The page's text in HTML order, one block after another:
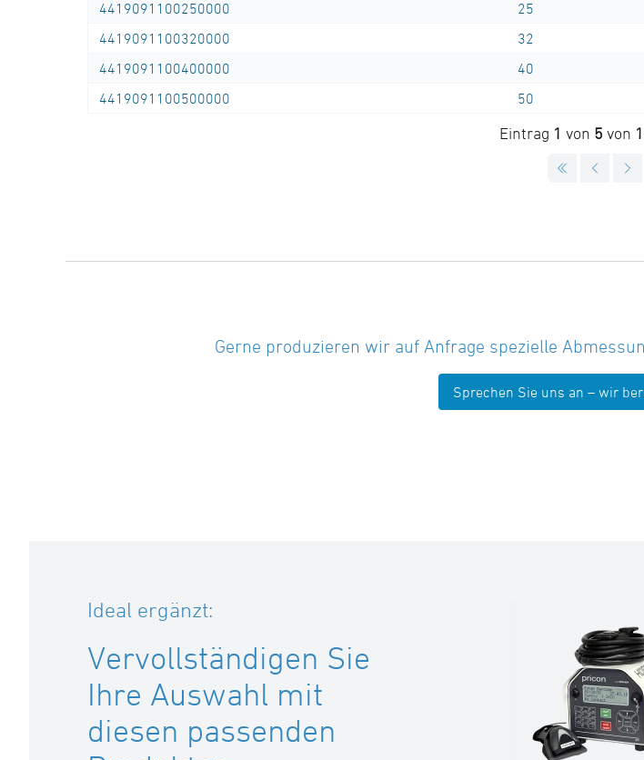
4419091100250000 25
4419091100320000
32
4419091100400000
40
4419091100500000
50
Eintrag 1 von 5 von
Gerne produzieren wir auf Anfrage spezielle
Sprechen Sie uns an – wir
Ideal ergänzt:
Vervollständigen Sie
Ihre Auswahl mit
diesen passenden